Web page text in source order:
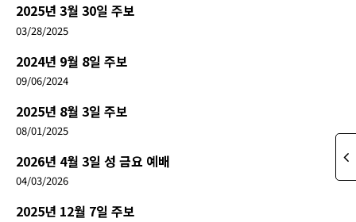
2025년 3월 30일 주보
03/28/2025
2024년 9월 8일 주보
09/06/2024
2025년 8월 3일 주보
08/01/2025
2026년 4월 3일 성 금요 예배
04/03/2026
2025년 12월 7일 주보